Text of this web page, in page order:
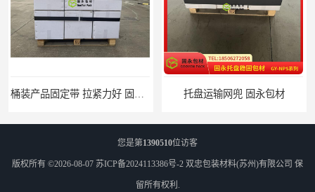
托盘运输网兜 固永包材 托盘打包绑带 固永包材
您是第1390510位访客
版权所有 ©2026-08-07 苏ICP备2024113386号-2 双忠包装材料(苏州)有限公司 保
留所有权利.